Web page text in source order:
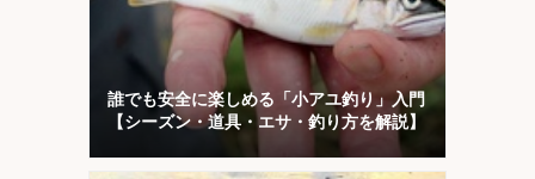
誰でも安全に楽しめる「小アユ釣り」入門
【シーズン・道具・エサ・釣り方を解説】